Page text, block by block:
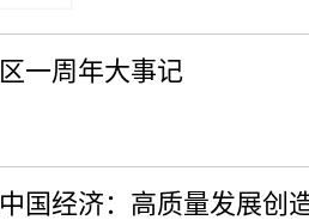
一周年大事记
国经济：高质量发展创